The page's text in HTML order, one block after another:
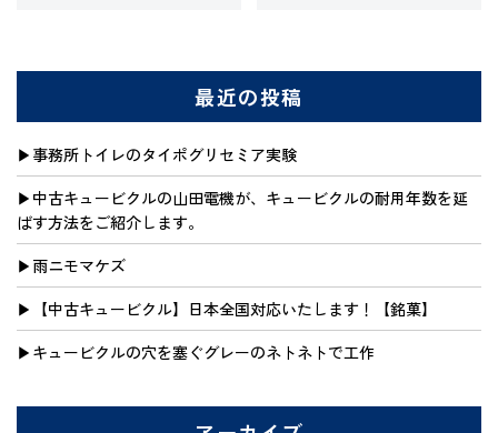
最近の投稿
事務所トイレのタイポグリセミア実験
中古キュービクルの山田電機が、キュービクルの耐用年数を延
ばす方法をご紹介します。
雨ニモマケズ
【中古キュービクル】日本全国対応いたします！【銘菓】
キュービクルの穴を塞ぐグレーのネトネトで工作